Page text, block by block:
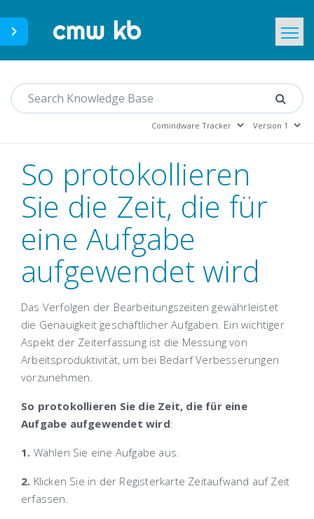
So protokollieren
Sie die Zeit, die für
eine Aufgabe
aufgewendet wird
Das Verfolgen der Bearbeitungszeiten gewährleistet
die Genauigkeit geschäftlicher Aufgaben. Ein wichtiger
Aspekt der Zeiterfassung ist die Messung von
Arbeitsproduktivität, um bei Bedarf Verbesserungen
vorzunehmen.
So protokollieren Sie die Zeit, die für eine
Aufgabe aufgewendet wird:
1. Wählen Sie eine Aufgabe aus.
2. Klicken Sie in der Registerkarte Zeitaufwand auf Zeit
erfassen.